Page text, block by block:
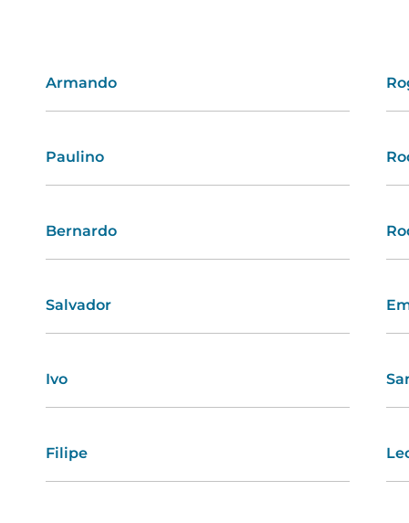
Armando
Paulino
Bernardo
Salvador
Ivo
Filipe
Ivete
Beatriz
Tatiana
Elsa
Érica
Odélia